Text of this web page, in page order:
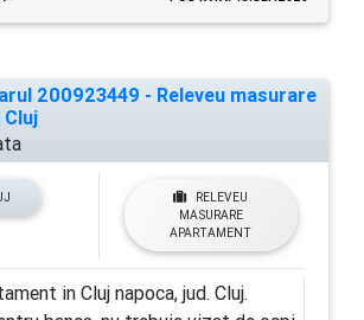
200923449 - Releveu masurare
RELEVEU
MASURARE
APARTAMENT
in Cluj napoca, jud. Cluj.